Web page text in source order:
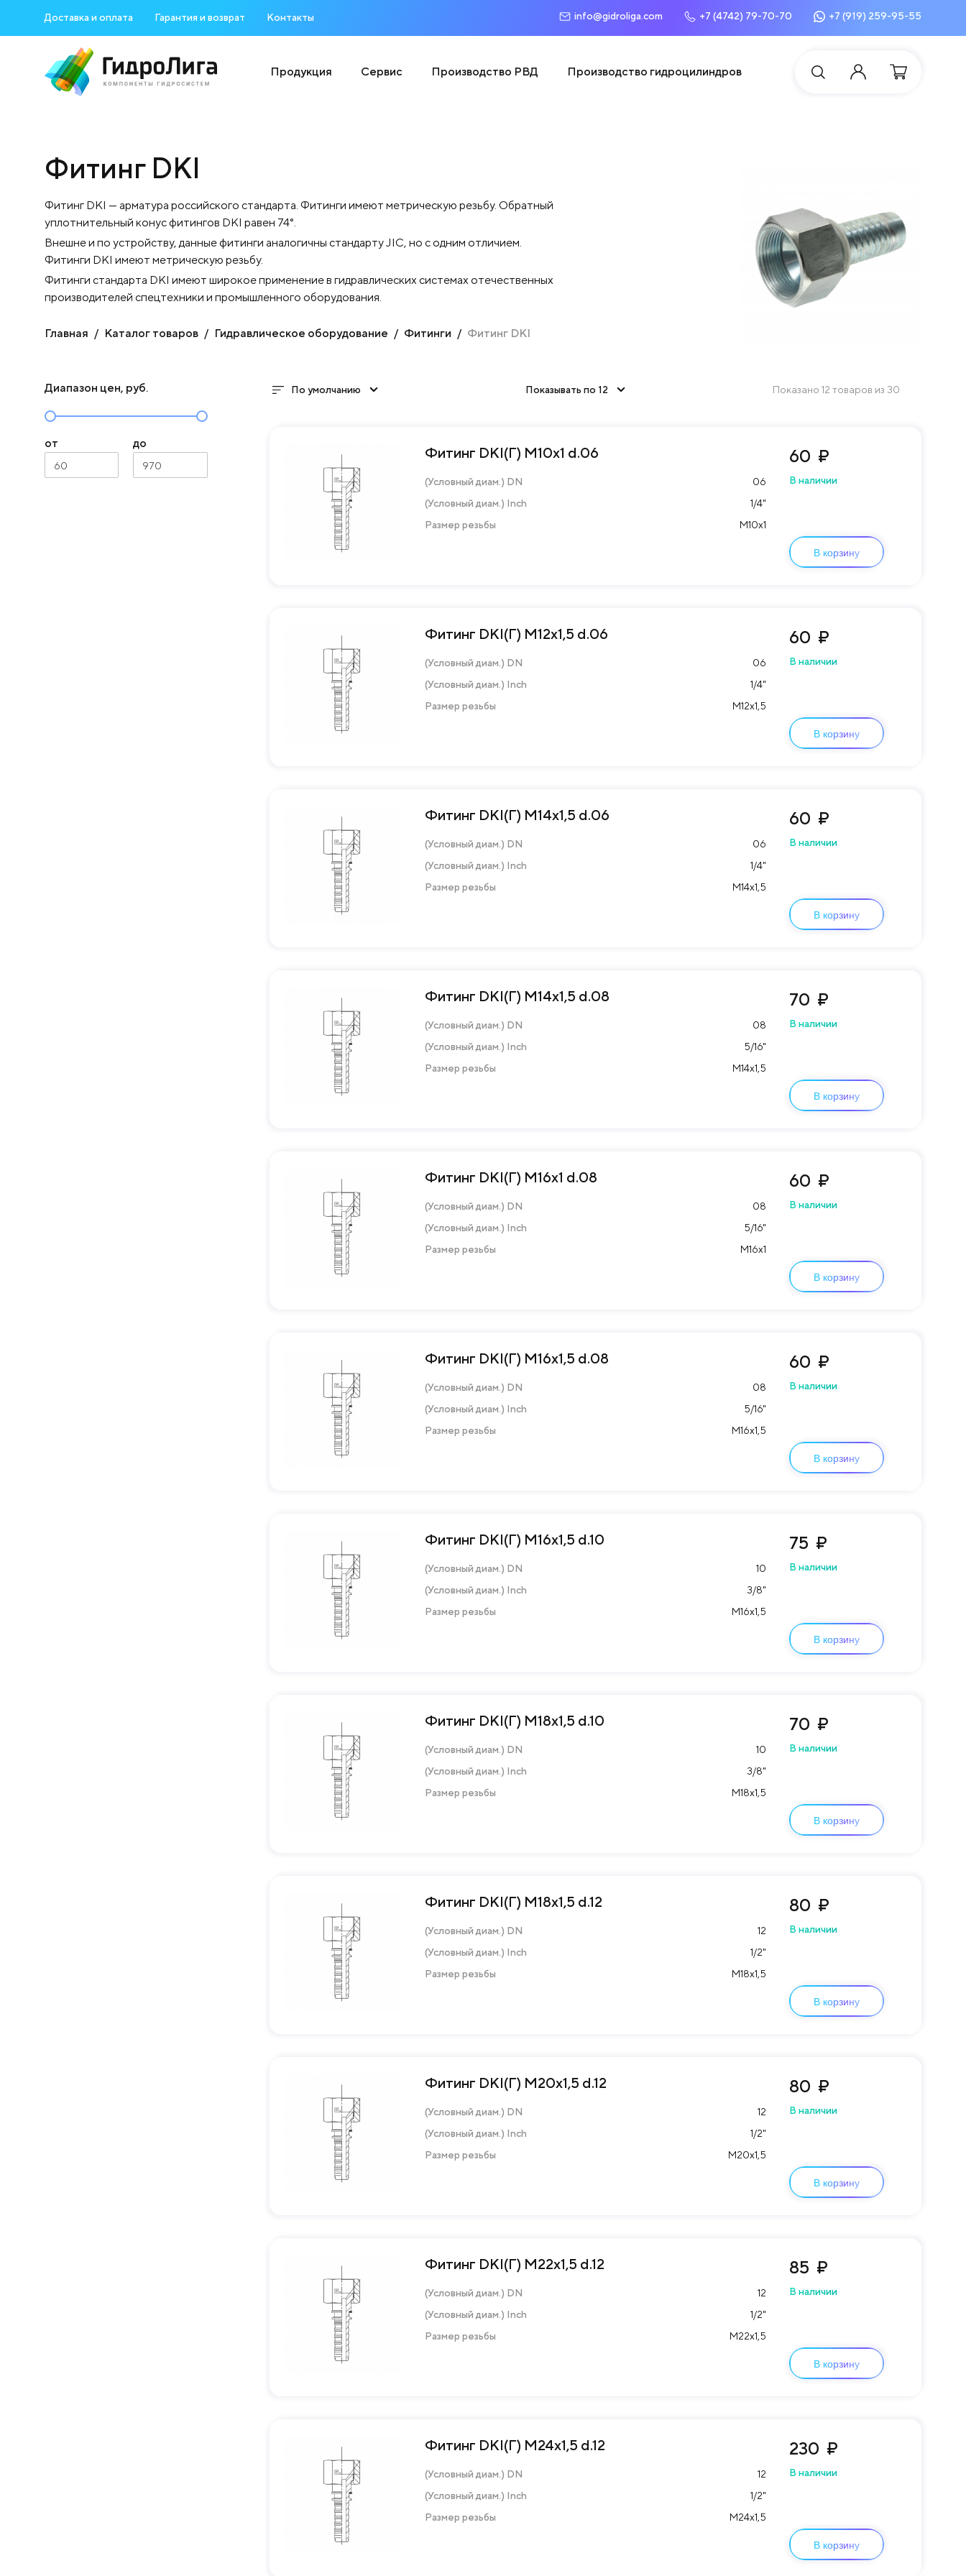
Доставка и оплата Гарантия и возврат Контакты info@gidroliga.com +7 (4742) 79-70-70 +7 (919) 259-95-55
Продукция Сервис Производство РВД Производство гидроцилиндров
Фитинг DKI
Фитинг DKI — арматура российского стандарта. Фитинги имеют метрическую резьбу. Обратный
уплотнительный конус фитингов DKI равен 74°.
Внешне и по устройству, данные фитинги аналогичны стандарту JIC, но с одним отличием.
Фитинги DKI имеют метрическую резьбу.
Фитинги стандарта DKI имеют широкое применение в гидравлических системах отечественных
производителей спецтехники и промышленного оборудования.
Главная Каталог товаров Гидравлическое оборудование Фитинги Фитинг DKI
Диапазон цен, руб.
от
60
до
970
По умолчанию Показывать по 12 Показано 12 товаров из 30
Фитинг DKI(Г) M10х1 d.06
(Условный диам.) DN
06
(Условный диам.) Inch
1/4"
Размер резьбы
М10х1
60 ₽
В наличии
В корзину
Фитинг DKI(Г) M12х1,5 d.06
(Условный диам.) DN
06
(Условный диам.) Inch
1/4"
Размер резьбы
М12х1,5
60 ₽
В наличии
В корзину
Фитинг DKI(Г) M14х1,5 d.06
(Условный диам.) DN
06
(Условный диам.) Inch
1/4"
Размер резьбы
М14х1,5
60 ₽
В наличии
В корзину
Фитинг DKI(Г) М14х1,5 d.08
(Условный диам.) DN
08
(Условный диам.) Inch
5/16"
Размер резьбы
М14х1,5
70 ₽
В наличии
В корзину
Фитинг DKI(Г) М16х1 d.08
(Условный диам.) DN
08
(Условный диам.) Inch
5/16"
Размер резьбы
М16х1
60 ₽
В наличии
В корзину
Фитинг DKI(Г) М16х1,5 d.08
(Условный диам.) DN
08
(Условный диам.) Inch
5/16"
Размер резьбы
М16х1,5
60 ₽
В наличии
В корзину
Фитинг DKI(Г) М16х1,5 d.10
(Условный диам.) DN
10
(Условный диам.) Inch
3/8"
Размер резьбы
М16х1,5
75 ₽
В наличии
В корзину
Фитинг DKI(Г) М18х1,5 d.10
(Условный диам.) DN
10
(Условный диам.) Inch
3/8"
Размер резьбы
М18х1,5
70 ₽
В наличии
В корзину
Фитинг DKI(Г) М18х1,5 d.12
(Условный диам.) DN
12
(Условный диам.) Inch
1/2"
Размер резьбы
М18х1,5
80 ₽
В наличии
В корзину
Фитинг DKI(Г) М20х1,5 d.12
(Условный диам.) DN
12
(Условный диам.) Inch
1/2"
Размер резьбы
М20х1,5
80 ₽
В наличии
В корзину
Фитинг DKI(Г) М22х1,5 d.12
(Условный диам.) DN
12
(Условный диам.) Inch
1/2"
Размер резьбы
М22х1,5
85 ₽
В наличии
В корзину
Фитинг DKI(Г) М24х1,5 d.12
(Условный диам.) DN
12
(Условный диам.) Inch
1/2"
Размер резьбы
М24х1,5
230 ₽
В наличии
В корзину